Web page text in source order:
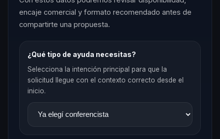
encaje comercial y formato recomendado antes de
compartirte una propuesta.
¿Qué tipo de ayuda necesitas?
Selecciona la intención principal para que la
solicitud llegue con el contexto correcto desde el
inicio.